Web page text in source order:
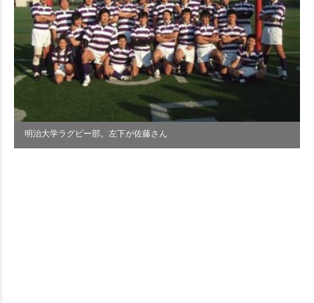
明治大学ラグビー部。左下が佐藤さん